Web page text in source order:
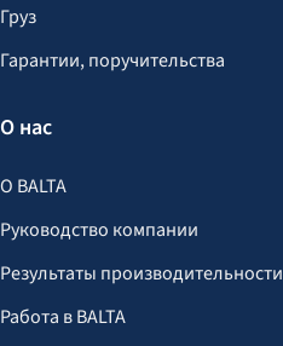
Груз
Гарантии, поручительства
О нас
О BALTA
Руководство компании
Результаты производительности
Работа в BALTA